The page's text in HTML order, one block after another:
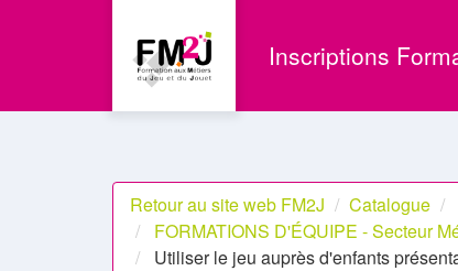
Inscriptions
Retour au site web FM2J Catalogue
FORMATIONS D'ÉQUIPE - Secteur
Utiliser le jeu auprès d'enfants